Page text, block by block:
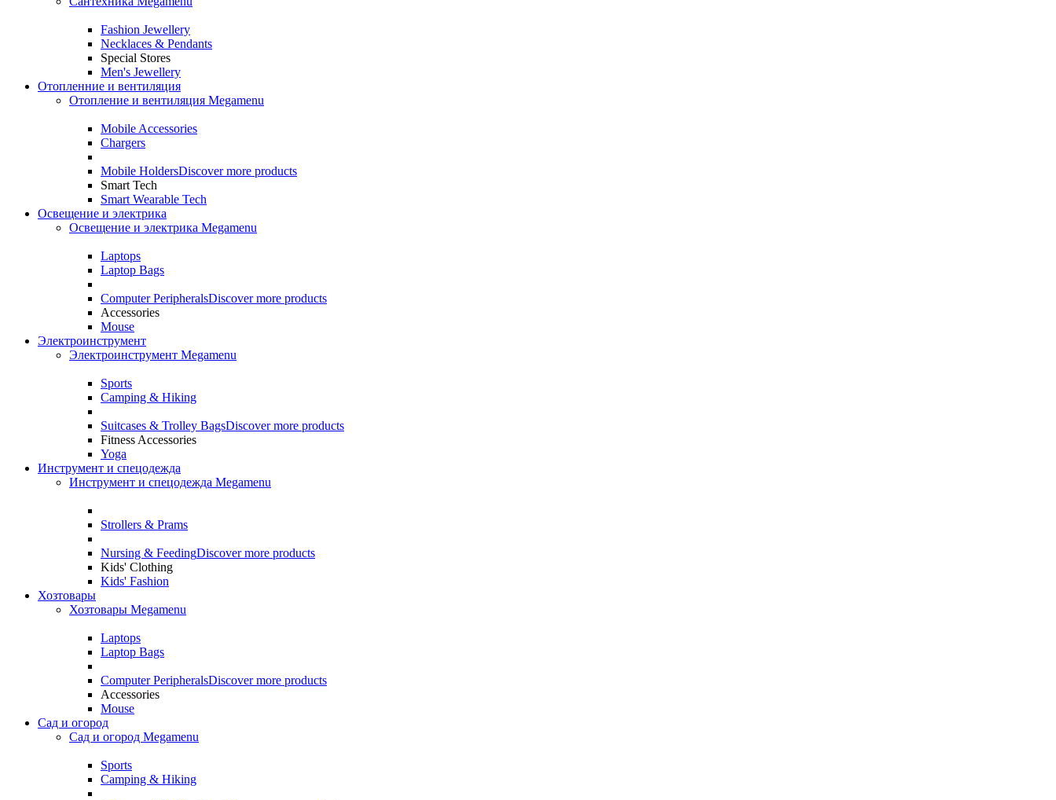
Fashion Jewellery
Necklaces & Pendants
Special Stores
Men's Jewellery
Отопленние и вентиляция
Отопление и вентиляция Megamenu
Mobile Accessories
Chargers
Mobile HoldersDiscover more products
Smart Tech
Smart Wearable Tech
Освещение и электрика
Освещение и электрика Megamenu
Laptops
Laptop Bags
Computer PeripheralsDiscover more products
Accessories
Mouse
Электроинструмент
Электроинструмент Megamenu
Sports
Camping & Hiking
Suitcases & Trolley BagsDiscover more products
Fitness Accessories
Yoga
Инструмент и спецодежда
Инструмент и спецодежда Megamenu
Strollers & Prams
Nursing & FeedingDiscover more products
Kids' Clothing
Kids' Fashion
Хозтовары
Хозтовары Megamenu
Laptops
Laptop Bags
Computer PeripheralsDiscover more products
Accessories
Mouse
Сад и огород
Сад и огород Megamenu
Sports
Camping & Hiking